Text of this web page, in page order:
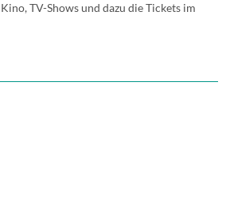
TV-Shows und dazu die Tickets im